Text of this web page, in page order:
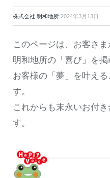
株式会社 明和地所 2024年3月13日
このページは、お客さま
明和地所の「喜び」を掲
お客様の「夢」を叶え
す。
これからも末永いお付
す。